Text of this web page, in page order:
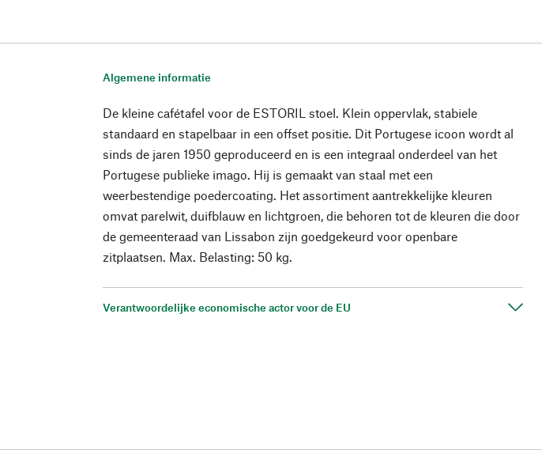
Algemene informatie
De kleine cafétafel voor de ESTORIL stoel. Klein oppervlak, stabiele
standaard en stapelbaar in een offset positie. Dit Portugese icoon wordt al
sinds de jaren 1950 geproduceerd en is een integraal onderdeel van het
Portugese publieke imago. Hij is gemaakt van staal met een
weerbestendige poedercoating. Het assortiment aantrekkelijke kleuren
omvat parelwit, duifblauw en lichtgroen, die behoren tot de kleuren die door
de gemeenteraad van Lissabon zijn goedgekeurd voor openbare
zitplaatsen. Max. Belasting: 50 kg.
Verantwoordelijke economische actor voor de EU